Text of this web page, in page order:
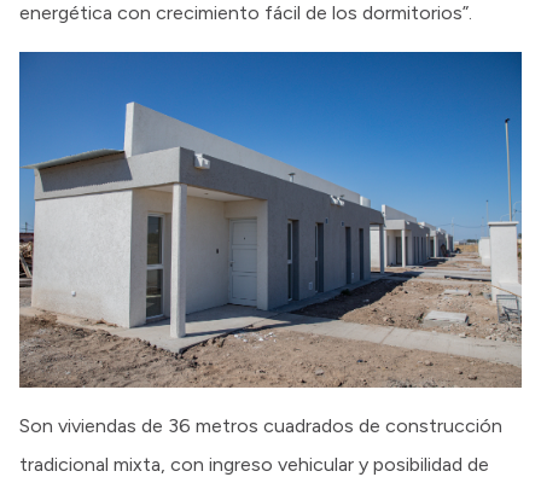
energética con crecimiento fácil de los dormitorios”.
Son viviendas de 36 metros cuadrados de construcción
tradicional mixta, con ingreso vehicular y posibilidad de